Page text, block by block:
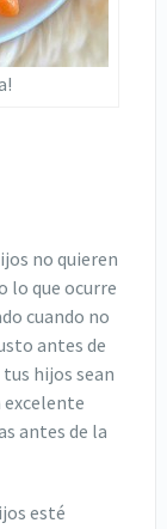
no quieren
lo que ocurre
cuando no
antes de
hijos sean
excelente
antes de la
esté